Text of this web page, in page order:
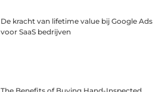
De kracht van lifetime value bij Google Ads
voor SaaS bedrijven